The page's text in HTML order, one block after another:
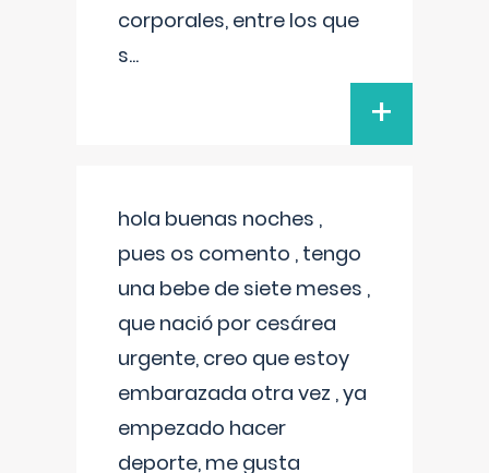
corporales, entre los que
s...
+
hola buenas noches ,
pues os comento , tengo
una bebe de siete meses ,
que nació por cesárea
urgente, creo que estoy
embarazada otra vez , ya
empezado hacer
deporte, me gusta